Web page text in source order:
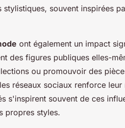
stylistiques, souvent inspirées
ont également un impact
des figures publiques elles-
ou promouvoir des
réseaux sociaux renforce
s'inspirent souvent de ces
propres styles.